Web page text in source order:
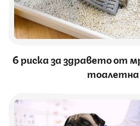
6 риска за здравето от
тоалетна